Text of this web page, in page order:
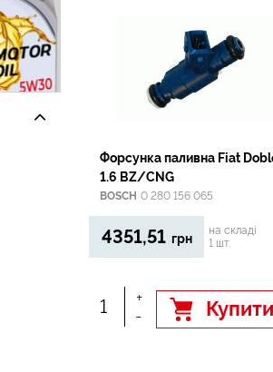
Форсунка паливна Fiat
1.6 BZ/CNG
BOSCH 0 280 156 065
4351,51 грн
на складі
1 шт.
+
-
Купити